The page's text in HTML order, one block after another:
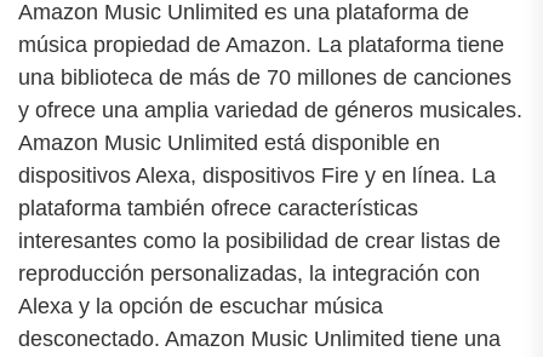
Amazon Music Unlimited es una plataforma de
música propiedad de Amazon. La plataforma tiene
una biblioteca de más de 70 millones de canciones
y ofrece una amplia variedad de géneros musicales.
Amazon Music Unlimited está disponible en
dispositivos Alexa, dispositivos Fire y en línea. La
plataforma también ofrece características
interesantes como la posibilidad de crear listas de
reproducción personalizadas, la integración con
Alexa y la opción de escuchar música
desconectado. Amazon Music Unlimited tiene una